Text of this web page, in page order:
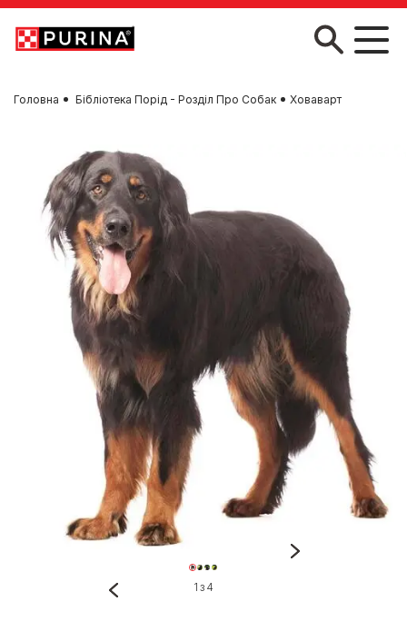
Skip to main content
Головна Бібліотека Порід - Розділ Про Собак Ховаварт
1 з 4